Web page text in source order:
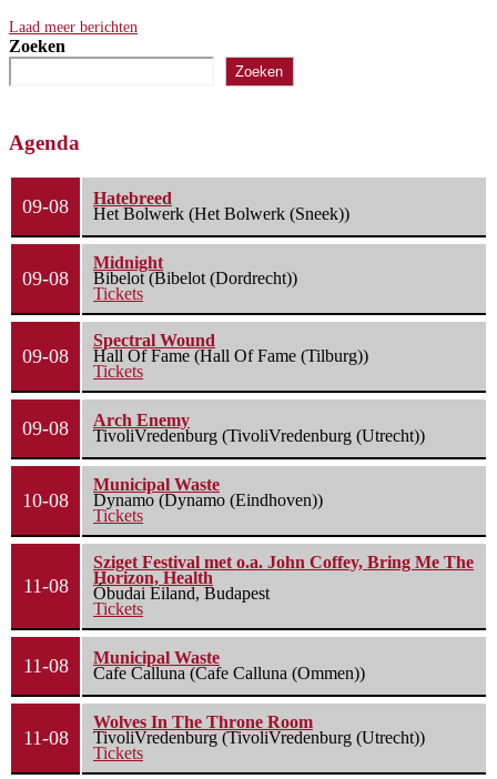
Laad meer berichten
Zoeken
Zoeken
Agenda
09-08
Hatebreed
Het Bolwerk (Het Bolwerk (Sneek))
09-08
Midnight
Bibelot (Bibelot (Dordrecht))
Tickets
09-08
Spectral Wound
Hall Of Fame (Hall Of Fame (Tilburg))
Tickets
09-08
Arch Enemy
TivoliVredenburg (TivoliVredenburg (Utrecht))
10-08
Municipal Waste
Dynamo (Dynamo (Eindhoven))
Tickets
11-08
Sziget Festival met o.a. John Coffey, Bring Me The
Horizon, Health
Óbudai Eiland, Budapest
Tickets
11-08
Municipal Waste
Cafe Calluna (Cafe Calluna (Ommen))
11-08
Wolves In The Throne Room
TivoliVredenburg (TivoliVredenburg (Utrecht))
Tickets